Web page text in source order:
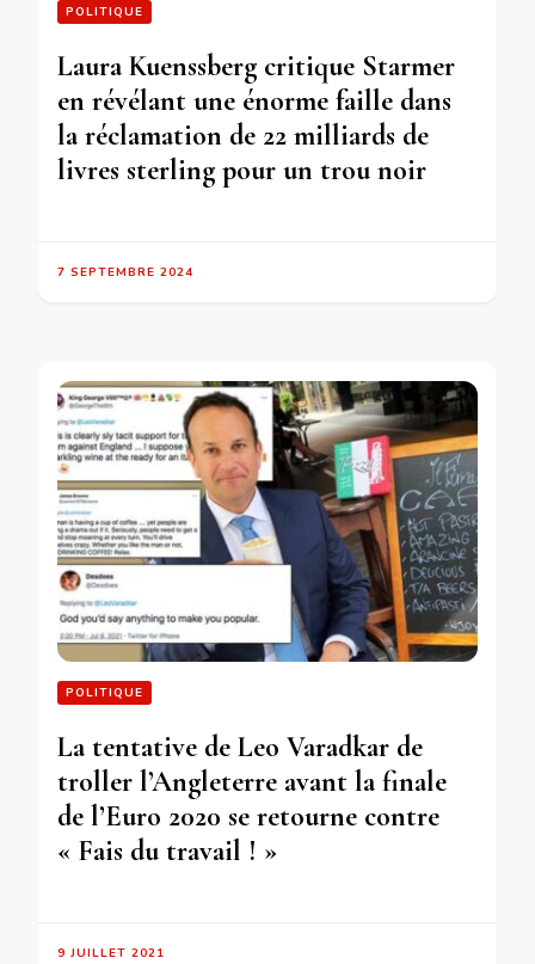
POLITIQUE
Laura Kuenssberg critique Starmer
en révélant une énorme faille dans
la réclamation de 22 milliards de
livres sterling pour un trou noir
7 SEPTEMBRE 2024
POLITIQUE
La tentative de Leo Varadkar de
troller l’Angleterre avant la finale
de l’Euro 2020 se retourne contre
« Fais du travail ! »
9 JUILLET 2021